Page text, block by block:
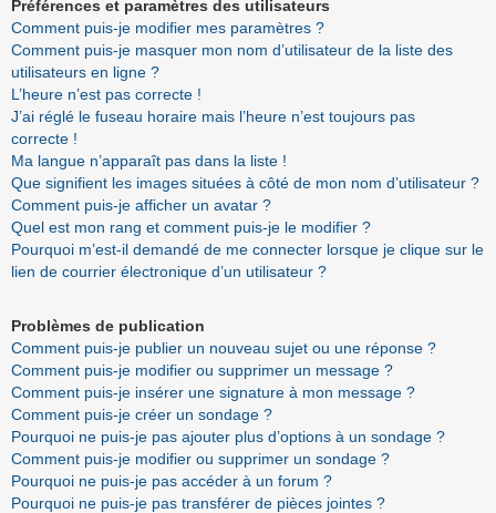
Préférences et paramètres des utilisateurs
Comment puis-je modifier mes paramètres ?
Comment puis-je masquer mon nom d’utilisateur de la liste des
utilisateurs en ligne ?
L’heure n’est pas correcte !
J’ai réglé le fuseau horaire mais l’heure n’est toujours pas
correcte !
Ma langue n’apparaît pas dans la liste !
Que signifient les images situées à côté de mon nom d’utilisateur ?
Comment puis-je afficher un avatar ?
Quel est mon rang et comment puis-je le modifier ?
Pourquoi m’est-il demandé de me connecter lorsque je clique sur le
lien de courrier électronique d’un utilisateur ?
Problèmes de publication
Comment puis-je publier un nouveau sujet ou une réponse ?
Comment puis-je modifier ou supprimer un message ?
Comment puis-je insérer une signature à mon message ?
Comment puis-je créer un sondage ?
Pourquoi ne puis-je pas ajouter plus d’options à un sondage ?
Comment puis-je modifier ou supprimer un sondage ?
Pourquoi ne puis-je pas accéder à un forum ?
Pourquoi ne puis-je pas transférer de pièces jointes ?